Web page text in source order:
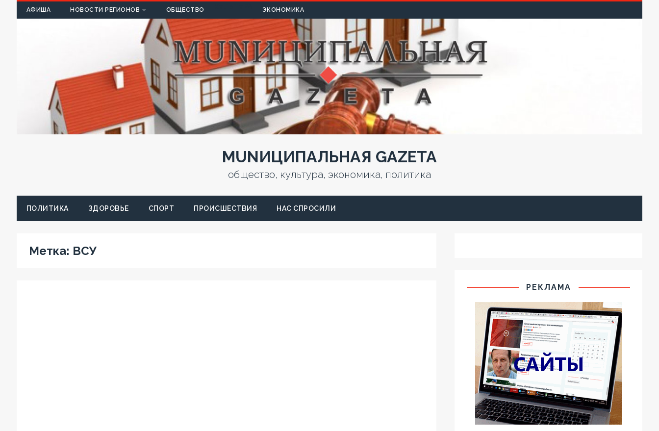
АФИША НОВОСТИ РЕГИОНОВ ОБЩЕСТВО ЭКОНОМИКА
MUNИЦИПАЛЬНАЯ GAZЕТА
общество, культура, экономика, политика
ПОЛИТИКА ЗДОРОВЬЕ СПОРТ ПРОИСШЕСТВИЯ НАС СПРОСИЛИ
Метка: ВСУ
РЕКЛАМА